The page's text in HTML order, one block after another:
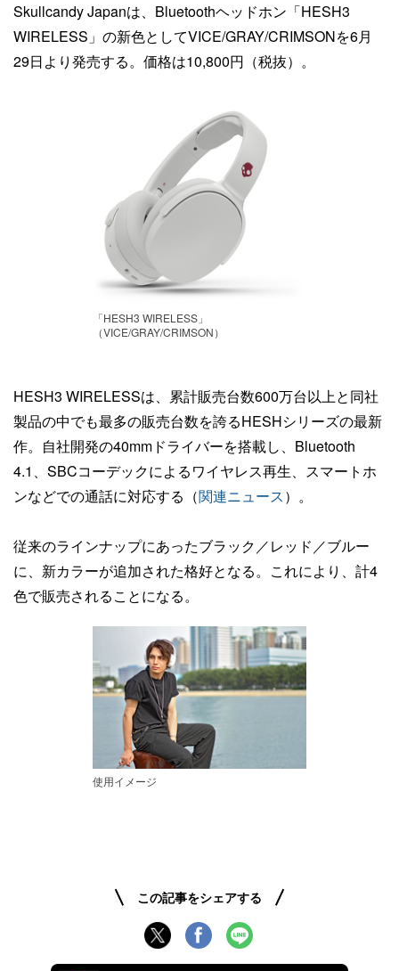
Skullcandy Japanは、Bluetoothヘッドホン「HESH3
WIRELESS」の新色としてVICE/GRAY/CRIMSONを6月
29日より発売する。価格は10,800円（税抜）。
「HESH3 WIRELESS」
（VICE/GRAY/CRIMSON）
HESH3 WIRELESSは、累計販売台数600万台以上と同社
製品の中でも最多の販売台数を誇るHESHシリーズの最新
作。自社開発の40mmドライバーを搭載し、Bluetooth
4.1、SBCコーデックによるワイヤレス再生、スマートホ
ンなどでの通話に対応する（関連ニュース）。
従来のラインナップにあったブラック／レッド／ブルー
に、新カラーが追加された格好となる。これにより、計4
色で販売されることになる。
使用イメージ
この記事をシェアする